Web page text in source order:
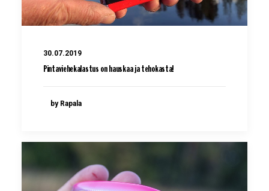
30.07.2019
Pintaviehekalastus on hauskaa ja tehokasta!
by Rapala